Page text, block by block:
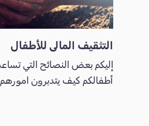
التثقيف المالي للأطفال
إليكم بعض النصائح التي
أطفالكم كيف يتدبرون امورهم